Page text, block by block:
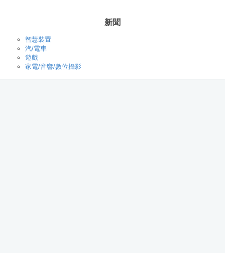
新聞
智慧裝置
汽/電車
遊戲
家電/音響/數位攝影